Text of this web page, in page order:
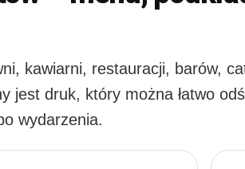
kawiarni, restauracji, barów,
jest druk, który można łatwo
wydarzenia.